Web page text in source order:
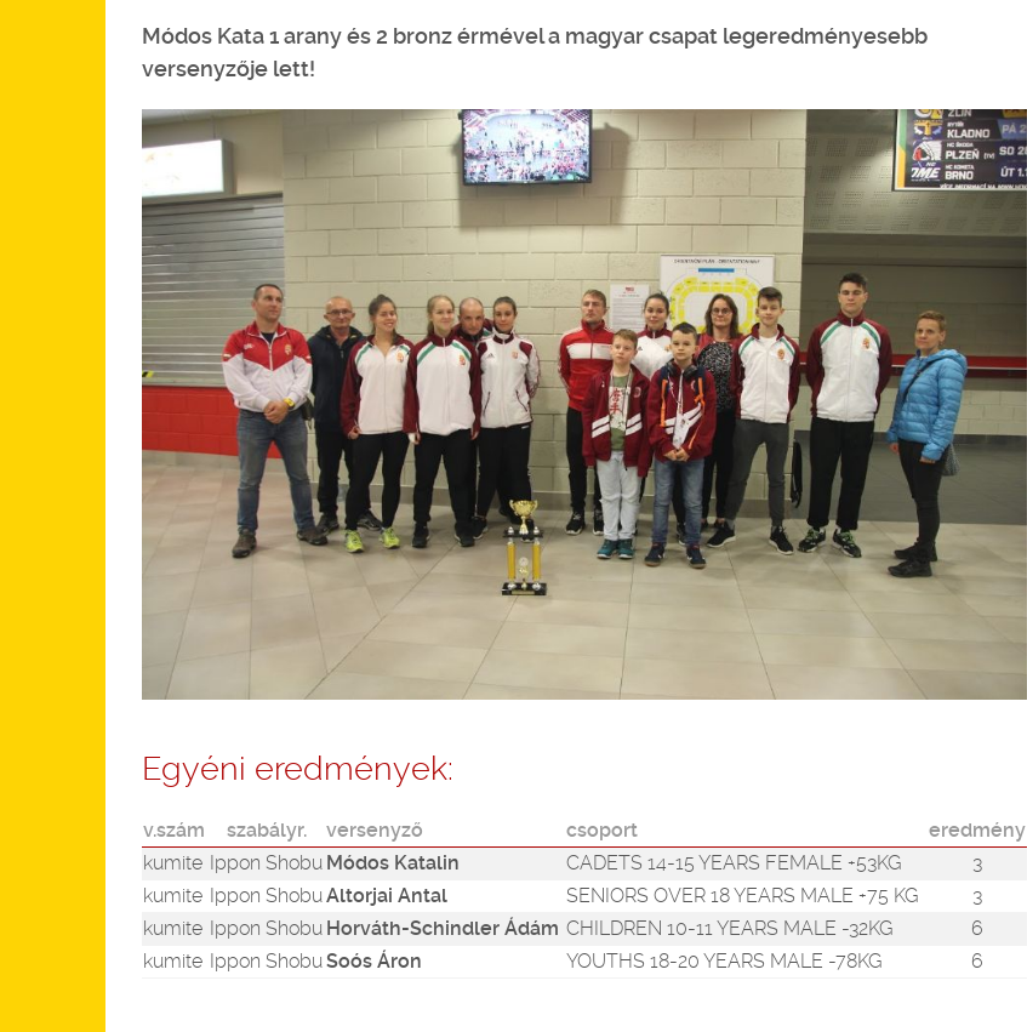
Módos Kata 1 arany és 2 bronz érmével a magyar csapat legeredményesebb
versenyzője lett!
Egyéni eredmények:
v.szám szabályr. versenyző csoport
eredmény
kumite Ippon Shobu Módos Katalin CADETS 14-15 YEARS FEMALE +53KG
3
kumite Ippon Shobu Altorjai Antal SENIORS OVER 18 YEARS MALE +75 KG
3
kumite Ippon Shobu Horváth-Schindler Ádám CHILDREN 10-11 YEARS MALE -32KG
6
kumite Ippon Shobu Soós Áron YOUTHS 18-20 YEARS MALE -78KG 6